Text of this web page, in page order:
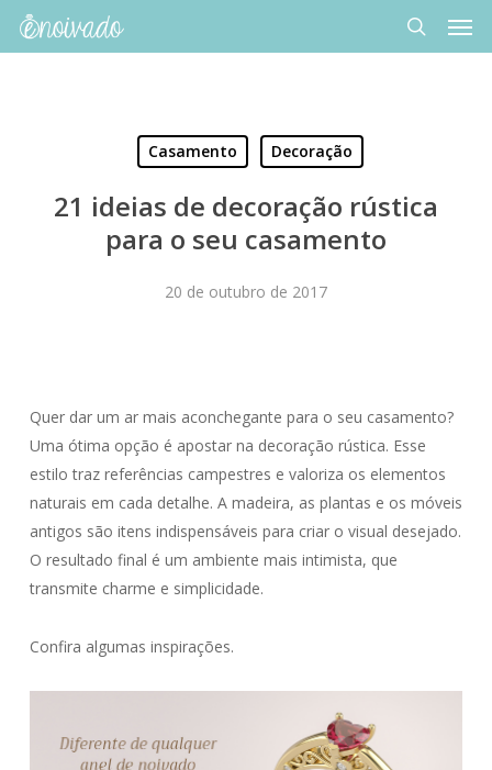
Skip
search
Casamento Decoração
21 ideias de decoração rústica
para o seu casamento
20 de outubro de 2017
Quer dar um ar mais aconchegante para o seu casamento?
Uma ótima opção é apostar na decoração rústica. Esse
estilo traz referências campestres e valoriza os elementos
naturais em cada detalhe. A madeira, as plantas e os móveis
antigos são itens indispensáveis para criar o visual desejado.
O resultado final é um ambiente mais intimista, que
transmite charme e simplicidade.
Confira algumas inspirações.